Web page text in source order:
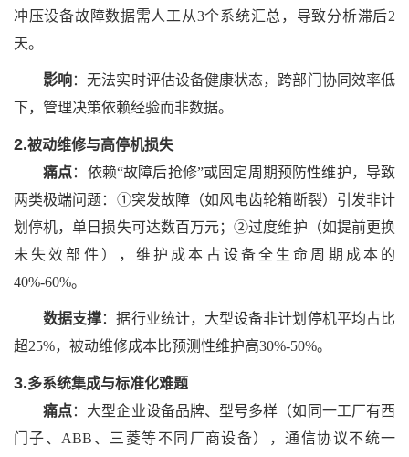
冲压设备故障数据需人工从3个系统汇总，导致分析滞后2
天。
影响：无法实时评估设备健康状态，跨部门协同效率低
下，管理决策依赖经验而非数据。
2.被动维修与高停机损失
痛点：依赖“故障后抢修”或固定周期预防性维护，导致
两类极端问题：①突发故障（如风电齿轮箱断裂）引发非计
划停机，单日损失可达数百万元；②过度维护（如提前更换
未失效部件），维护成本占设备全生命周期成本的
40%-60%。
数据支撑：据行业统计，大型设备非计划停机平均占比
超25%，被动维修成本比预测性维护高30%-50%。
3.多系统集成与标准化难题
痛点：大型企业设备品牌、型号多样（如同一工厂有西
门子、 ABB、三菱等不同厂商设备），通信协议不统一